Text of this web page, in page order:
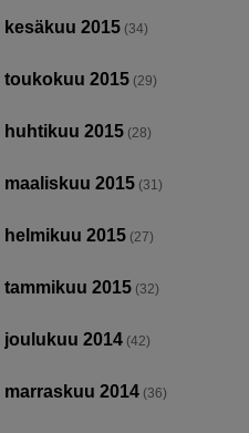
kesäkuu 2015 (34)
toukokuu 2015 (29)
huhtikuu 2015 (28)
maaliskuu 2015 (31)
helmikuu 2015 (27)
tammikuu 2015 (32)
joulukuu 2014 (42)
marraskuu 2014 (36)